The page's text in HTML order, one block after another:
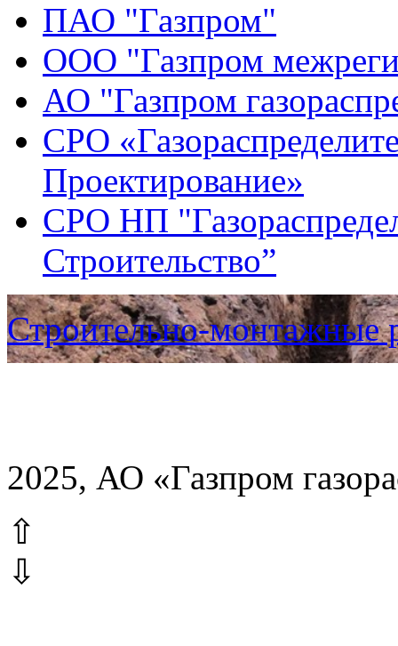
ПАО "Газпром"
ООО "Газпром
АО "Газпром
СРО
Проектирование»
СРО НП
Строительство”
Строительно-монтажные
2025, АО «Газпром
⇧
⇩